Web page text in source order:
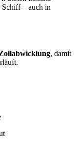
– auch in
, damit